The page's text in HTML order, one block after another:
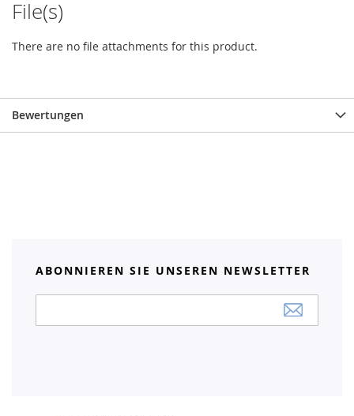
File(s)
There are no file attachments for this product.
Bewertungen
ABONNIEREN SIE UNSEREN NEWSLETTER
Newsletter: